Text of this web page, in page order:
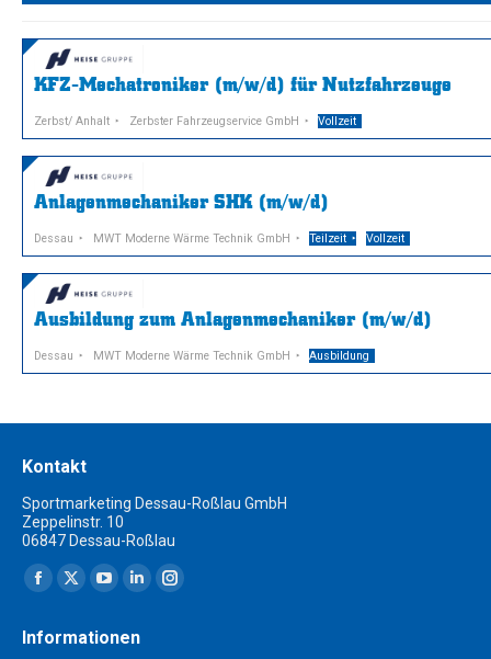
KFZ-Mechatroniker (m/w/d) für Nutzfahrzeuge
Zerbst/ Anhalt Zerbster Fahrzeugservice GmbH Vollzeit
Anlagenmechaniker SHK (m/w/d)
Dessau MWT Moderne Wärme Technik GmbH Teilzeit Vollzeit
Ausbildung zum Anlagenmechaniker (m/w/d)
Dessau MWT Moderne Wärme Technik GmbH Ausbildung
Kontakt
Sportmarketing Dessau-Roßlau GmbH
Zeppelinstr. 10
06847 Dessau-Roßlau
Finden Sie uns auf:
Facebook
opens
X
opens
YouTube
opens
Linkedin
opens
Instagram
Informationen